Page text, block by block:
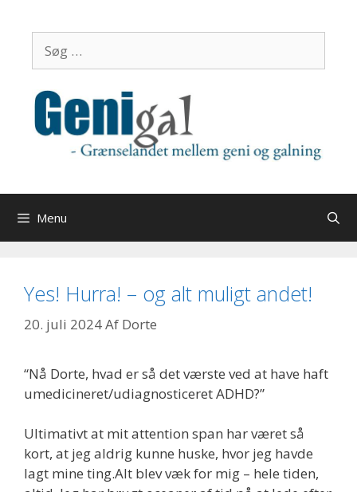
indhold
efter:
Menu
Yes! Hurra! – og alt muligt andet!
20. juli 2024Af Dorte
“Nå Dorte, hvad er så det værste ved at have haft
umedicineret/udiagnosticeret ADHD?”
Ultimativt at mit attention span har været så
kort, at jeg aldrig kunne huske, hvor jeg havde
lagt mine ting.Alt blev væk for mig – hele tiden,